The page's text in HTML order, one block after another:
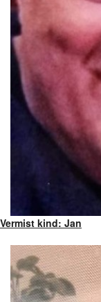
Vermist kind: Jan